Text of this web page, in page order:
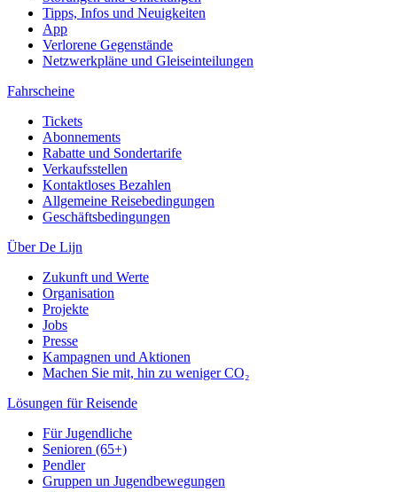
Tipps, Infos und Neuigkeiten
App
Verlorene Gegenstände
Netzwerkpläne und Gleiseinteilungen
Fahrscheine
Tickets
Abonnements
Rabatte und Sondertarife
Verkaufsstellen
Kontaktloses Bezahlen
Allgemeine Reisebedingungen
Geschäftsbedingungen
Über De Lijn
Zukunft und Werte
Organisation
Projekte
Jobs
Presse
Kampagnen und Aktionen
Machen Sie mit, hin zu weniger CO₂
Lösungen für Reisende
Für Jugendliche
Senioren (65+)
Pendler
Gruppen un Jugendbewegungen